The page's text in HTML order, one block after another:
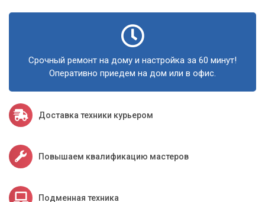
Срочный ремонт на дому и настройка за 60 минут!
Оперативно приедем на дом или в офис.
Доставка техники курьером
Повышаем квалификацию мастеров
Подменная техника